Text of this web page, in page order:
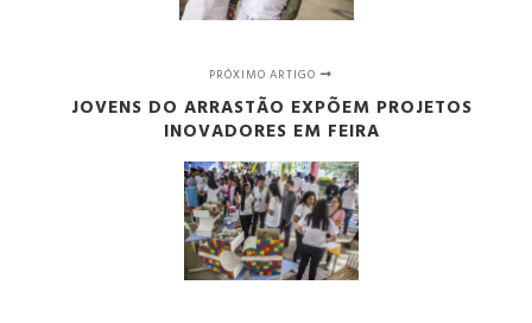
PRÓXIMO ARTIGO
JOVENS DO ARRASTÃO EXPÕEM PROJETOS
INOVADORES EM FEIRA